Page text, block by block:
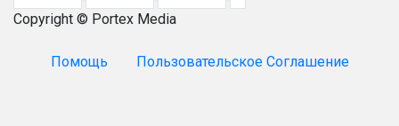
Copyright © Portex Media
Помощь Пользовательское Соглашение